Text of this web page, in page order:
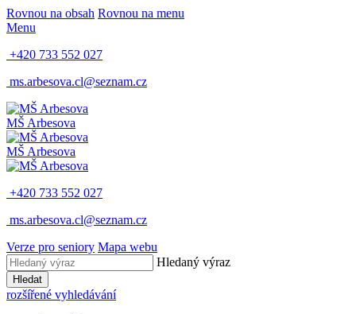
Rovnou na obsah Rovnou na menu
Menu
+420 733 552 027
ms.arbesova.cl@seznam.cz
MŠ Arbesova
MŠ Arbesova
+420 733 552 027
ms.arbesova.cl@seznam.cz
Verze pro seniory Mapa webu
Hledaný výraz
Hledat
rozšířené vyhledávání